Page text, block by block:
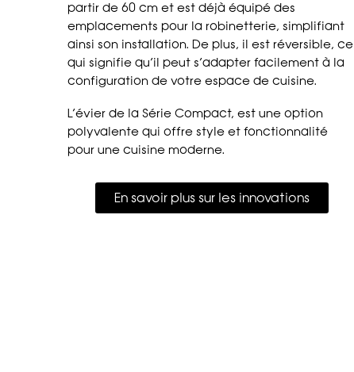
partir de 60 cm et est déjà équipé des
emplacements pour la robinetterie, simplifiant
ainsi son installation. De plus, il est réversible, ce
qui signifie qu’il peut s’adapter facilement à la
configuration de votre espace de cuisine.
L’évier de la Série Compact, est une option
polyvalente qui offre style et fonctionnalité
pour une cuisine moderne.
En savoir plus sur les innovations